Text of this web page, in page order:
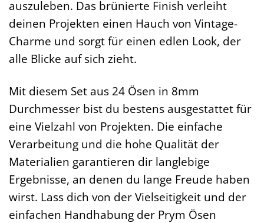
auszuleben. Das brünierte Finish verleiht
deinen Projekten einen Hauch von Vintage-
Charme und sorgt für einen edlen Look, der
alle Blicke auf sich zieht.
Mit diesem Set aus 24 Ösen in 8mm
Durchmesser bist du bestens ausgestattet für
eine Vielzahl von Projekten. Die einfache
Verarbeitung und die hohe Qualität der
Materialien garantieren dir langlebige
Ergebnisse, an denen du lange Freude haben
wirst. Lass dich von der Vielseitigkeit und der
einfachen Handhabung der Prym Ösen